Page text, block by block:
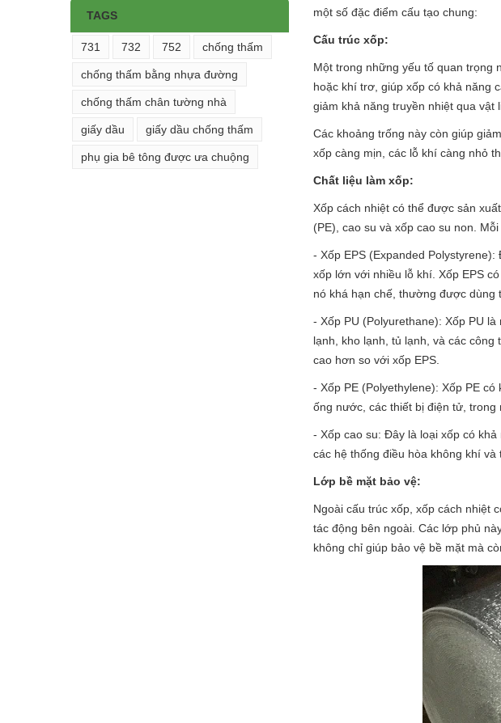
TAGS
731 732 752 chống thấm
chống thấm bằng nhựa đường
chống thấm chân tường nhà
giấy dầu giấy dầu chống thấm
phụ gia bê tông được ưa chuộng
một số đặc điểm cấu tạo chung:
Cấu trúc xốp:
Một trong những yếu tố quan trọng
hoặc khí trơ, giúp xốp có khả năng
giảm khả năng truyền nhiệt qua vật
Các khoảng trống này còn giúp
xốp càng mịn, các lỗ khí càng nhỏ
Chất liệu làm xốp:
Xốp cách nhiệt có thể được sản
(PE), cao su và xốp cao su non.
- Xốp EPS (Expanded
xốp lớn với nhiều lỗ khí. Xốp EPS
nó khá hạn chế, thường được dùng
- Xốp PU (Polyurethane): Xốp PU
lạnh, kho lạnh, tủ lạnh, và các
cao hơn so với xốp EPS.
- Xốp PE (Polyethylene): Xốp PE
ống nước, các thiết bị điện tử, trong
- Xốp cao su: Đây là loại xốp có
các hệ thống điều hòa không khí và
Lớp bề mặt bảo vệ:
Ngoài cấu trúc xốp, xốp cách nhiệt
tác động bên ngoài. Các lớp phủ
không chỉ giúp bảo vệ bề mặt mà